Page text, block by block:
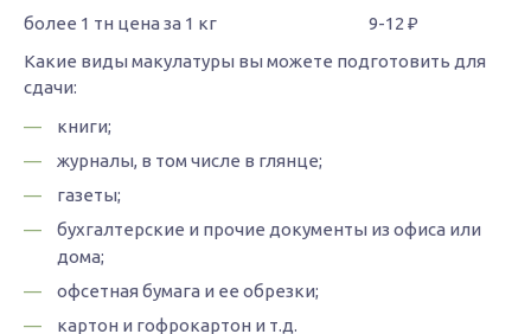
9-12 ₽
Какие виды макулатуры вы можете подготовить для
сдачи:
книги;
журналы, в том числе в глянце;
газеты;
бухгалтерские и прочие документы из офиса или
дома;
офсетная бумага и ее обрезки;
картон и гофрокартон и т.д.